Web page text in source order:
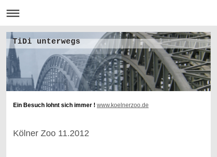
TiDi unterwegs
Ein Besuch lohnt sich immer ! www.koelnerzoo.de
Kölner Zoo 11.2012